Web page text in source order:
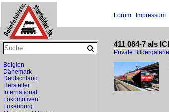
Forum Impressum
411 084-7 als
Private
Belgien
Dänemark
Deutschland
Hersteller
International
Lokomotiven
Luxenburg